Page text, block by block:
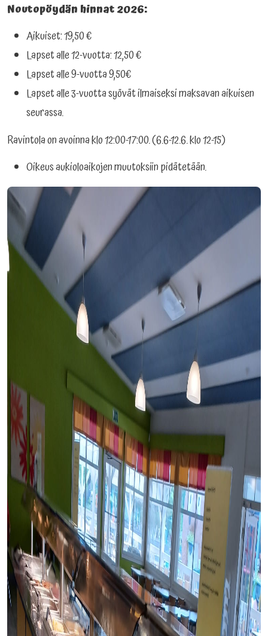
Noutopöydän hinnat 2026:
Aikuiset: 19,50 €
Lapset alle 12-vuotta: 12,50 €
Lapset alle 9-vuotta 9,50€
Lapset alle 3-vuotta syövät ilmaiseksi maksavan aikuisen
seurassa.
Ravintola on avoinna klo 12:00-17:00. (6.6-12.6. klo 12-15)
Oikeus aukioloaikojen muutoksiin pidätetään.